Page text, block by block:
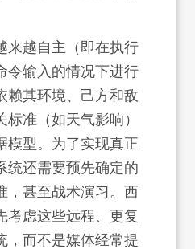
来越自主（即在执行
令输入的情况下进行
赖其环境、己方和敌
准（如天气影响）
模型。为了实现真正
统还需要预先确定的
，甚至战术演习。西
考虑这些远程、更复
，而不是媒体经常提